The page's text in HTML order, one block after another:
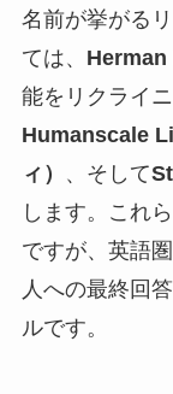
名前が挙がる
ては、 Herman
能をリクライ
Humanscale
ィ）
、そして
します。これ
ですが、英語
人への最終回
ルです。